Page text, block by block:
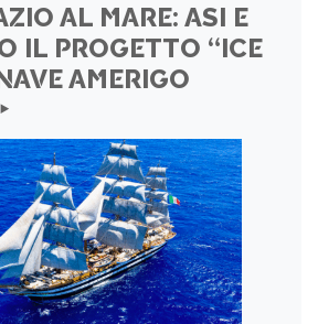
AL MARE: ASI E
IL PROGETTO “ICE
AMERIGO